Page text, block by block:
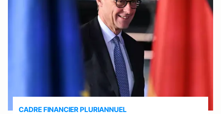
CADRE FINANCIER PLURIANNUEL